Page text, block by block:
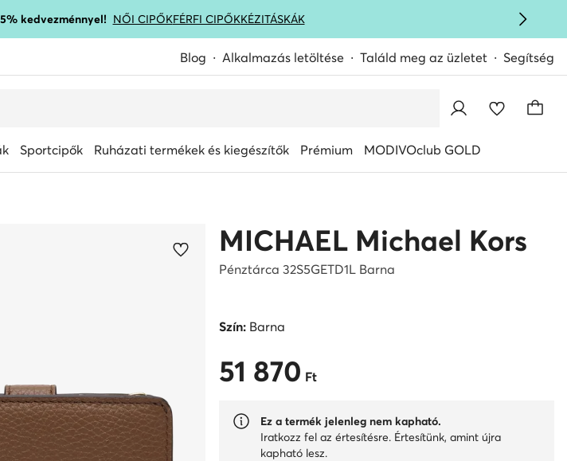
kedvezménnyel! NŐI CIPŐKFÉRFI CIPŐKKÉZITÁSKÁK
Blog Alkalmazás letöltése Találd meg az üzletet Segítség
Sportcipők Ruházati termékek és kiegészítők Prémium MODIVOclub GOLD
MICHAEL Michael Kors
Pénztárca 32S5GETD1L Barna
Szín:Barna
51 870 Ft
51 870 Ft
Ez a termék jelenleg nem kapható.
Iratkozz fel az értesítésre. Értesítünk, amint újra
kapható lesz.